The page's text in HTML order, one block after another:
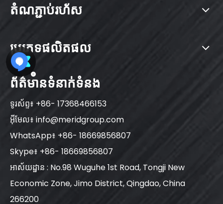
តំណភ្ជាប់រហ័ស
ប្រភេទផលិតផល
ព័ត៌មានទំនាក់ទំនង
ទូរស័ព្ទ៖ +86- 17368466153
អ៊ីមែល៖ info@meridgroup.com
WhatsApp៖ +86- 18669856807
Skype៖ +86- 18669856807
អាស័យដ្ឋាន : No.98 Wuguhe 1st Road, Tongji New
Economic Zone, Jimo District, Qingdao, China
266200